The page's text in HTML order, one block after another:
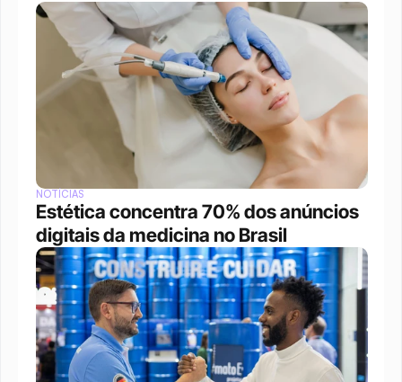
NOTÍCIAS
Estética concentra 70% dos anúncios
digitais da medicina no Brasil